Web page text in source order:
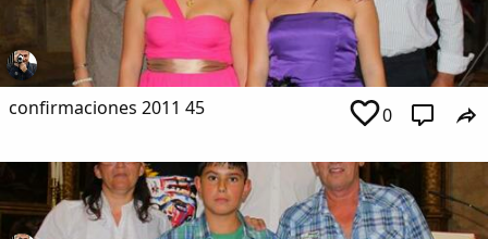
confirmaciones 2011 45 0